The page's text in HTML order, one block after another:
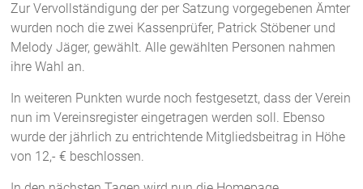
Zur Vervollständigung der per Satzung vorgegebenen Ämter
wurden noch die zwei Kassenprüfer, Patrick Stöbener und
Melody Jäger, gewählt. Alle gewählten Personen nahmen
ihre Wahl an.
In weiteren Punkten wurde noch festgesetzt, dass der Verein
nun im Vereinsregister eingetragen werden soll. Ebenso
wurde der jährlich zu entrichtende Mitgliedsbeitrag in Höhe
von 12,- € beschlossen.